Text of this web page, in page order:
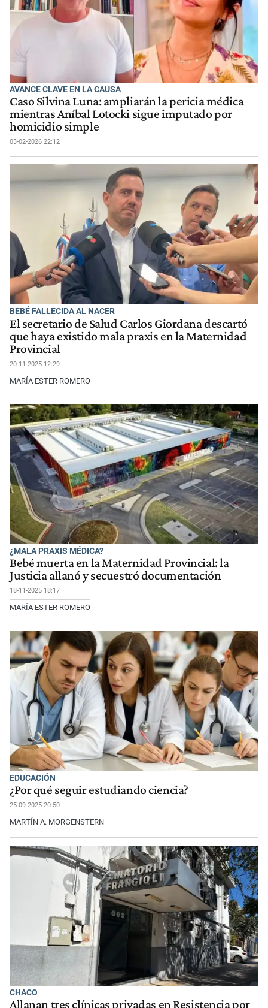
AVANCE CLAVE EN LA CAUSA
Caso Silvina Luna: ampliarán la pericia médica
mientras Aníbal Lotocki sigue imputado por
homicidio simple
03-02-2026 22:12
BEBÉ FALLECIDA AL NACER
El secretario de Salud Carlos Giordana descartó
que haya existido mala praxis en la Maternidad
Provincial
20-11-2025 12:29
MARÍA ESTER ROMERO
¿MALA PRAXIS MÉDICA?
Bebé muerta en la Maternidad Provincial: la
Justicia allanó y secuestró documentación
18-11-2025 18:17
MARÍA ESTER ROMERO
EDUCACIÓN
¿Por qué seguir estudiando ciencia?
25-09-2025 20:50
MARTÍN A. MORGENSTERN
CHACO
Allanan tres clínicas privadas en Resistencia por